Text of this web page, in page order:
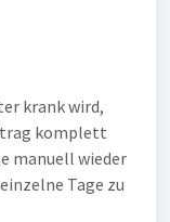
krank wird,
komplett
manuell wieder
Tage zu